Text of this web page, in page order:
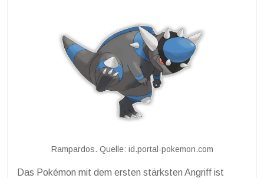
Rampardos. Quelle: id.portal-pokemon.com
Das Pokémon mit dem ersten stärksten Angriff ist